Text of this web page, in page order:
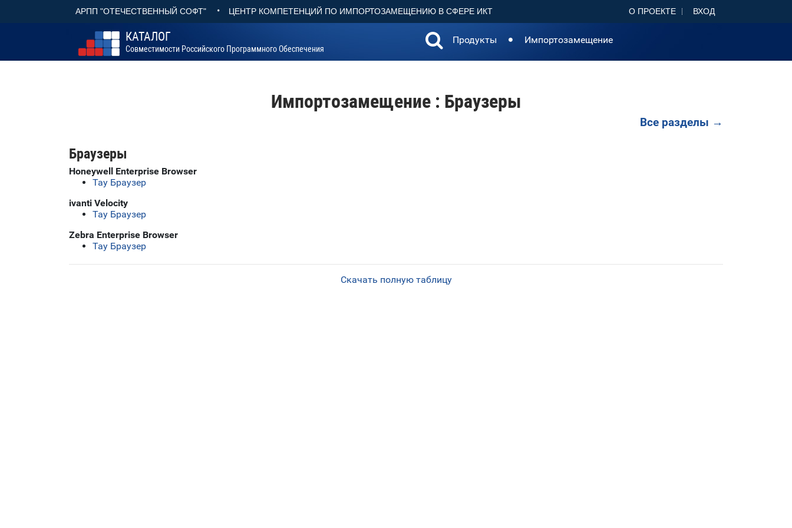
АРПП "ОТЕЧЕСТВЕННЫЙ СОФТ" • ЦЕНТР КОМПЕТЕНЦИЙ ПО ИМПОРТОЗАМЕЩЕНИЮ В СФЕРЕ ИКТ О ПРОЕКТЕ ВХОД
КАТАЛОГ
Совместимости Российского Программного Обеспечения
Продукты Импортозамещение
Импортозамещение : Браузеры
Все разделы →
Браузеры
Honeywell Enterprise Browser
Тау Браузер
ivanti Velocity
Тау Браузер
Zebra Enterprise Browser
Тау Браузер
Скачать полную таблицу